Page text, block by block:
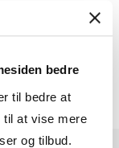
bedre
til bedre at
til at vise mere
og tilbud.